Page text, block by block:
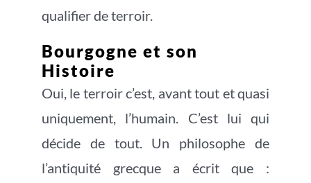
qualifier de terroir.
Bourgogne et son
Histoire
Oui, le terroir c’est, avant tout et quasi
uniquement, l’humain. C’est lui qui
décide de tout. Un philosophe de
l’antiquité grecque a écrit que :